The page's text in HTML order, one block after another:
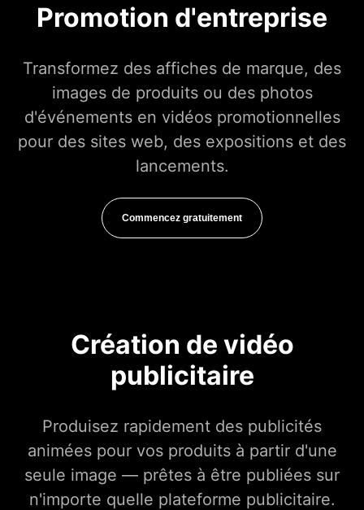
Promotion d'entreprise
Transformez des affiches de marque, des
images de produits ou des photos
d'événements en vidéos promotionnelles
pour des sites web, des expositions et des
lancements.
Commencez gratuitement
Création de vidéo
publicitaire
Produisez rapidement des publicités
animées pour vos produits à partir d'une
seule image — prêtes à être publiées sur
n'importe quelle plateforme publicitaire.